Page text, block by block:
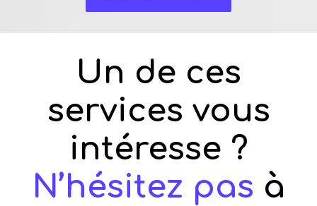
Un de ces
services vous
intéresse ?
N’hésitez pas à